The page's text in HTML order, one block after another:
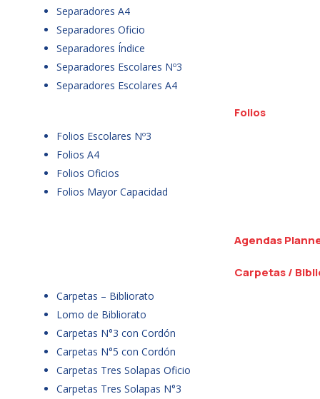
Separadores A4
Separadores Oficio
Separadores Índice
Separadores Escolares Nº3
Separadores Escolares A4
Folios
Folios Escolares Nº3
Folios A4
Folios Oficios
Folios Mayor Capacidad
Agendas
Carpetas /
Carpetas – Bibliorato
Lomo de Bibliorato
Carpetas N°3 con Cordón
Carpetas N°5 con Cordón
Carpetas Tres Solapas Oficio
Carpetas Tres Solapas N°3